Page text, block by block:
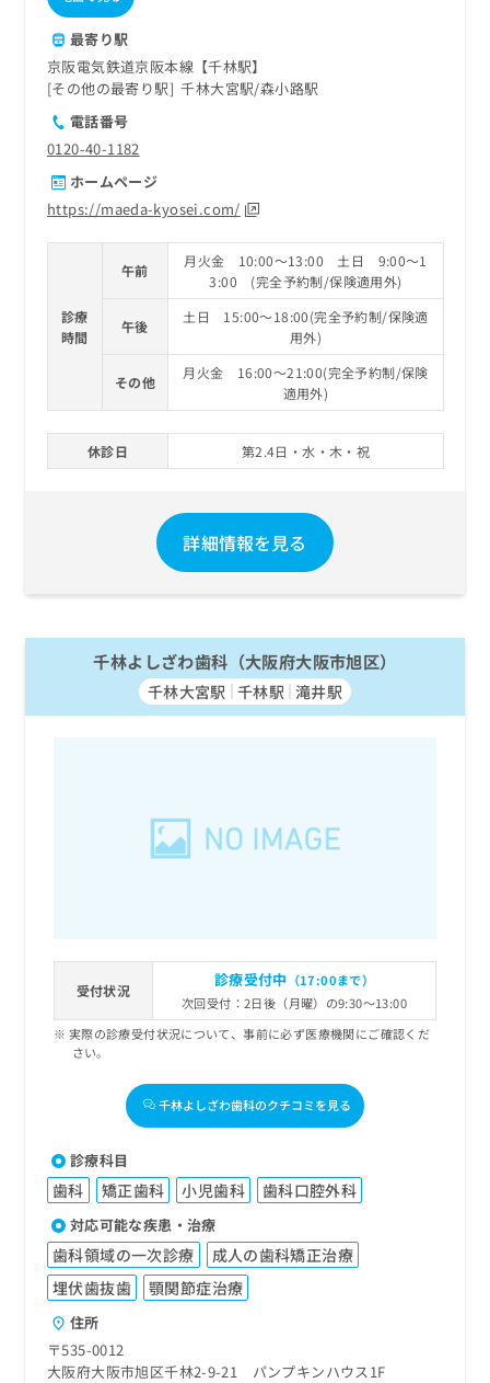
最寄り駅
京阪電気鉄道京阪本線【千林駅】
その他の最寄り駅
千林大宮駅 森小路駅
電話番号
0120-40-1182
ホームページ
https://maeda-kyosei.com/
診療
時間
午前
月火金 10:00～13:00 土日 9:00～1
3:00 (完全予約制/保険適用外)
午後
土日 15:00～18:00(完全予約制/保険適
用外)
その他
月火金 16:00～21:00(完全予約制/保険
適用外)
休診日 第2.4日・水・木・祝
詳細情報を見る
千林よしざわ歯科（大阪府大阪市旭区）
千林大宮駅 千林駅 滝井駅
受付状況
診療受付中 （17:00まで）
次回受付：2日後（月曜）の9:30～13:00
実際の診療受付状況について、事前に必ず医療機関にご確認くだ
さい。
千林よしざわ歯科のクチコミを見る
診療科目
歯科 矯正歯科 小児歯科 歯科口腔外科
対応可能な疾患・治療
歯科領域の一次診療
成人の歯科矯正治療
埋伏歯抜歯
顎関節症治療
住所
〒535-0012
大阪府大阪市旭区千林2-9-21 パンプキンハウス1F